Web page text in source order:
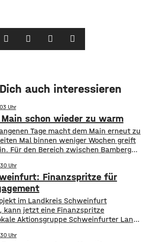
auch interessieren
schon wieder zu warm
Tage macht dem Main erneut zu
Mal binnen weniger Wochen greift
Für den Bereich zwischen Bamberg
von drei Warnstufen. Zwar gibt es
im Wasser noch keine
ist die Wassertemperatur
Finanzspritze für
im Landkreis Schweinfurt
jetzt eine Finanzspritze
Aktionsgruppe Schweinfurter Land
Bürger, Vereine und Organisationen.